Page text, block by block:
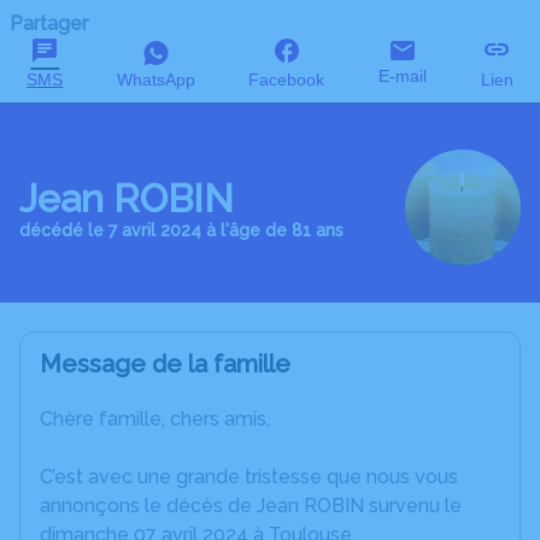
Partager
SMS WhatsApp Facebook E-mail Lien
Jean ROBIN
décédé le 7 avril 2024 à l'âge de 81 ans
Message de la famille
Chère famille, chers amis,
C’est avec une grande tristesse que nous vous
annonçons le décès de Jean ROBIN survenu le
dimanche 07 avril 2024 à Toulouse.